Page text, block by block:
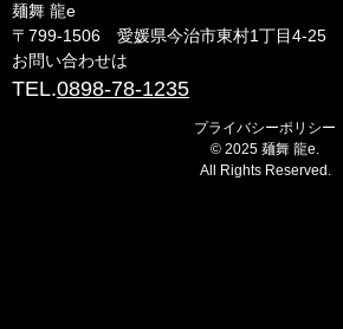
麺舞 龍e
〒799-1506 愛媛県今治市東村1丁目4-25
お問い合わせは
TEL.0898-78-1235
プライバシーポリシー
© 2025 麺舞 龍e.
All Rights Reserved.